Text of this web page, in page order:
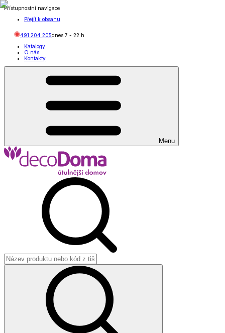
Přístupnostní navigace
Přejít k obsahu
491 204 205dnes 7 - 22 h
Katalogy
O nás
Kontakty
Menu